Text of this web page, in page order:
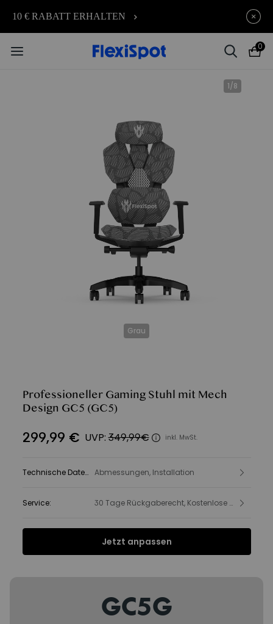
Early-Bird-Angebot für E7, C7, Lotus, PortaGo und Belli
0
1/8
Grau
Professioneller Gaming Stuhl mit Mech
Design GC5 (GC5)
299,99 € UVP:349,99€ inkl. MwSt.
Technische Daten Abmessungen, Installation
Service: 30 Tage Rückgaberecht, Kostenlose Lieferung, Produkt- und Sicherheitsinformationen
Jetzt anpassen
Technische Daten
GC5G
10 € RABATT ERHALTEN